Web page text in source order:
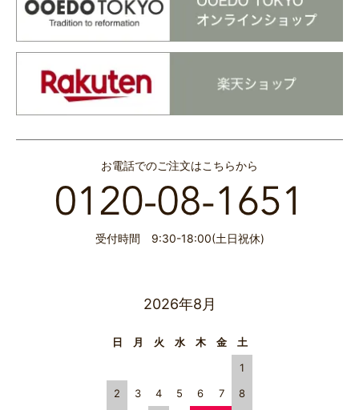
お電話でのご注文はこちらから
受付時間 9:30-18:00(土日祝休)
2026年8月
日 月 火 水 木 金
土
1
2
3 4 5 6 7
8